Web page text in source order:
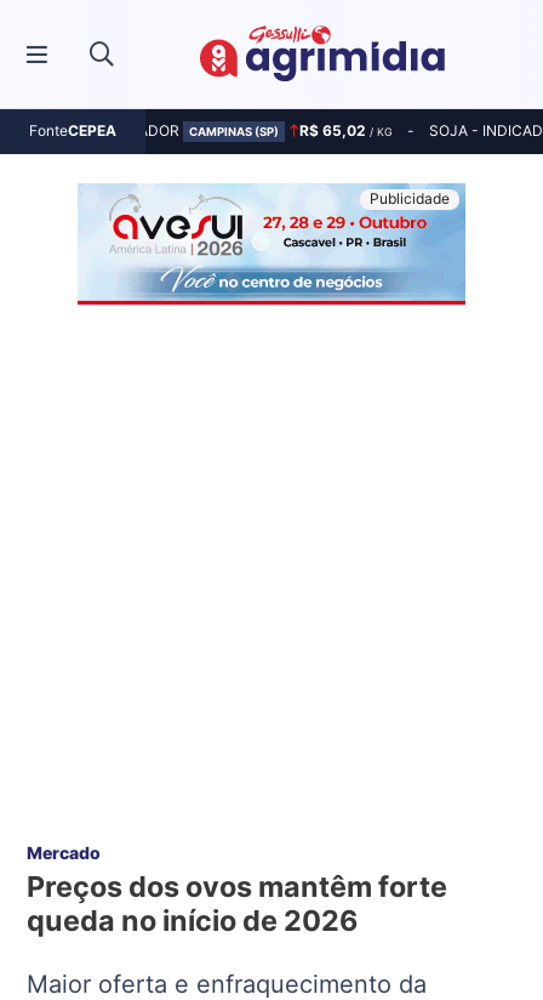
FonteCEPEA
MILHO - INDICADOR CAMPINAS (SP) R$ 65,02 / KG SOJA -
Mercado
Preços dos ovos mantêm forte
queda no início de 2026
Maior oferta e enfraquecimento da